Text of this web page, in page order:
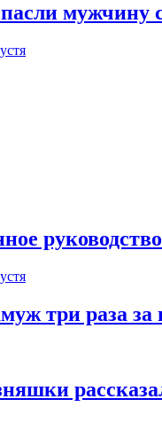
мужчину
три раза за